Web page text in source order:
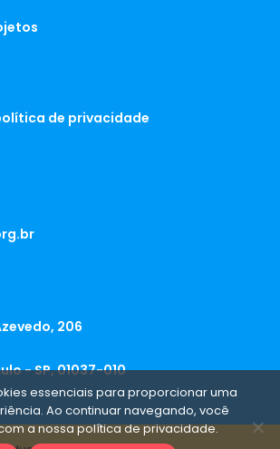
de privacidade
206
- SP, 01037-010
essenciais para proporcionar uma
Ao continuar navegando, você
a nossa política de privacidade.